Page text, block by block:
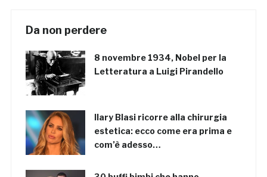
Da non perdere
8 novembre 1934, Nobel per la
Letteratura a Luigi Pirandello
Ilary Blasi ricorre alla chirurgia
estetica: ecco come era prima e
com’è adesso…